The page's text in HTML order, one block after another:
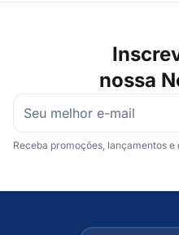
nossa
Receba promoções, lançamentos